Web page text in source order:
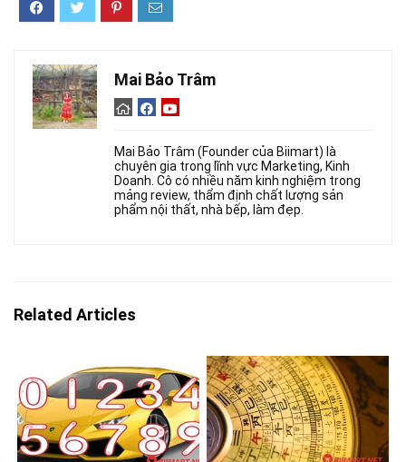
Mai Bảo Trâm
Mai Bảo Trâm (Founder của Biimart) là
chuyên gia trong lĩnh vực Marketing, Kinh
Doanh. Cô có nhiều năm kinh nghiệm trong
mảng review, thẩm định chất lượng sản
phẩm nội thất, nhà bếp, làm đẹp.
Related Articles